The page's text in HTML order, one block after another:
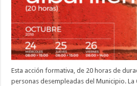
Esta acción formativa, de 20 horas de
personas desempleadas del Municipio. La